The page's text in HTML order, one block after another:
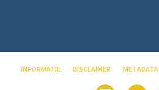
INFORMATIE DISCLAIMER METADATA